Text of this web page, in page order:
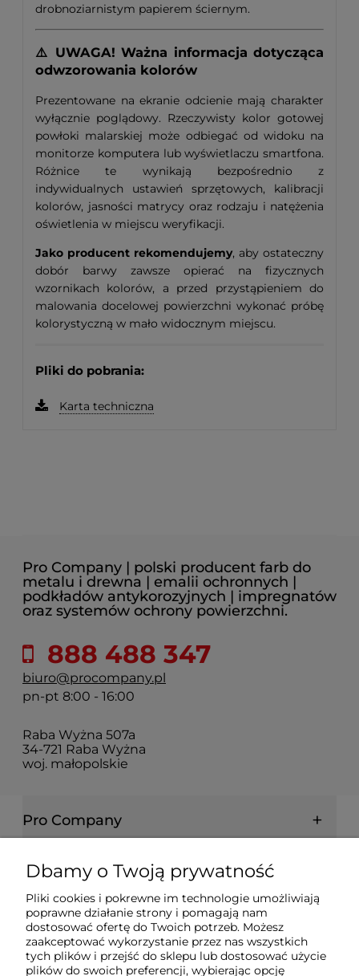
drobnoziarnistym papierem ściernym.
⚠️ UWAGA! Ważna informacja dotycząca
odwzorowania kolorów
Prezentowane na ekranie odcienie mają charakter
wyłącznie poglądowy. Rzeczywisty kolor gotowej
powłoki malarskiej może odbiegać od widoku na
monitorze komputera lub wyświetlaczu smartfona.
Różnice te wynikają bezpośrednio z
indywidualnych ustawień sprzętowych, kalibracji
kolorów, jasności matrycy oraz rodzaju i natężenia
oświetlenia w miejscu weryfikacji.
Jako producent rekomendujemy, aby ostateczny
dobór barwy zawsze opierać na fizycznych
wzornikach kolorów, a przed przystąpieniem do
malowania docelowej powierzchni wykonać próbę
kolorystyczną w mało widocznym miejscu.
Pliki do pobrania:
Karta techniczna
Pro Company | polski producent farb do
metalu i drewna | emalii ochronnych |
podkładów antykorozyjnych | impregnatów
oraz systemów ochrony powierzchni.
888 488 347
biuro@procompany.pl
pn-pt 8:00 - 16:00
Raba Wyżna 507a
34-721 Raba Wyżna
woj. małopolskie
Pro Company
Farby | Lakiery | Emalie
Ochrona drewna | metalu | betonu
Informacje prawne
Dbamy o Twoją prywatność
Pliki cookies i pokrewne im technologie umożliwiają
poprawne działanie strony i pomagają nam
dostosować ofertę do Twoich potrzeb. Możesz
zaakceptować wykorzystanie przez nas wszystkich
tych plików i przejść do sklepu lub dostosować użycie
plików do swoich preferencji, wybierając opcję